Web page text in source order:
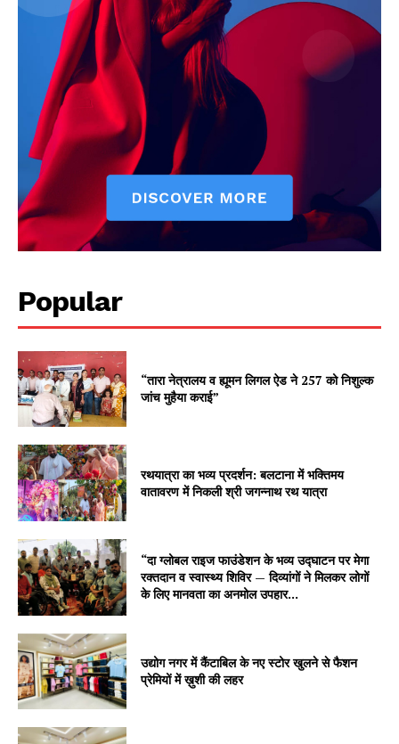
Popular
“तारा नेत्रालय व ह्यूमन लिगल ऐड ने 257 को निशुल्क
जांच मुहैया कराई”
रथयात्रा का भव्य प्रदर्शन: बलटाना में भक्तिमय
वातावरण में निकली श्री जगन्नाथ रथ यात्रा
“दा ग्लोबल राइज फाउंडेशन के भव्य उद्घाटन पर मेगा
रक्तदान व स्वास्थ्य शिविर — दिव्यांगों ने मिलकर लोगों
के लिए मानवता का अनमोल उपहार...
उद्योग नगर में कैंटाबिल के नए स्टोर खुलने से फैशन
प्रेमियों में ख़ुशी की लहर